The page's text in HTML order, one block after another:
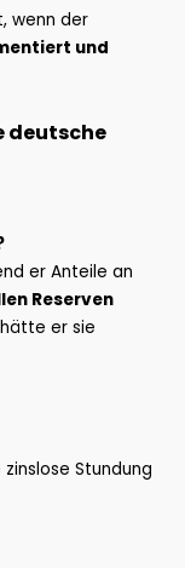
wenn der
und
deutsche
er Anteile an
Reserven
er sie
Stundung